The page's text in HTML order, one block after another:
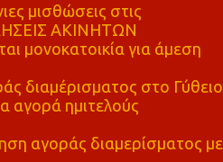
μισθώσεις στις
ΑΚΙΝΗΤΩΝ
μονοκατοικία για άμεση
διαμέρισματος στο Γύθειο
αγορά ημιτελούς
αγοράς διαμερίσματος με